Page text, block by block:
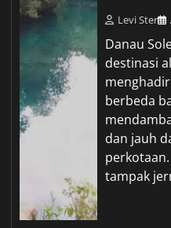
Levi Ster
Danau
destinasi
berbeda
dan jauh
tampak